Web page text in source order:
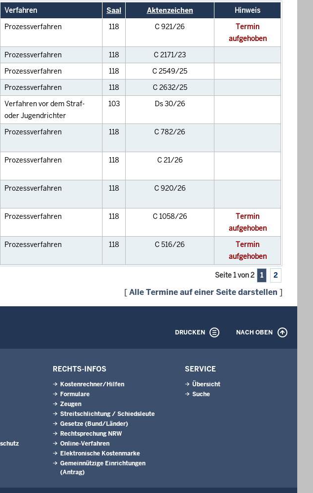
Verfahren Saal Aktenzeichen
Hinweis
Prozessverfahren 118 C 921/26
Termin
aufgehoben
Prozessverfahren 118
C 2171/23
Prozessverfahren 118
C 2549/25
Prozessverfahren 118
C 2632/25
Verfahren vor dem Straf-
oder Jugendrichter
103 Ds 30/26
Prozessverfahren 118 C 782/26
Prozessverfahren 118 C 21/26
Prozessverfahren 118 C 920/26
Prozessverfahren 118 C 1058/26
Termin
aufgehoben
Prozessverfahren 118 C 516/26
Termin
aufgehoben
Seite 1 von 2 1 2
[Alle Termine auf einer Seite darstellen ]
DRUCKEN NACH OBEN
RECHTS-INFOS
Kostenrechner/Hilfen
Formulare
Zeugen
Streitschlichtung / Schiedsleute
Gesetze (Bund/Länder)
Rechtsprechung NRW
Online-Verfahren
Elektronische Kostenmarke
Gemeinnützige Einrichtungen
(Antrag)
SERVICE
Übersicht
Suche